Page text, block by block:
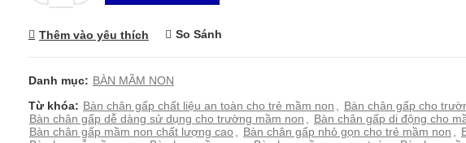
Thêm vào yêu thích So Sánh
Danh mục: BÀN MẦM NON
Từ khóa: Bàn chân gấp chất liệu an toàn cho trẻ mầm non , Bàn chân gấp cho
Bàn chân gấp dễ dàng sử dụng cho trường mầm non , Bàn chân gấp di động cho
Bàn chân gấp mầm non chất lượng cao , Bàn chân gấp nhỏ gọn cho trẻ mầm non ,